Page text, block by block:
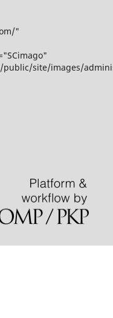
"
public/site/images/